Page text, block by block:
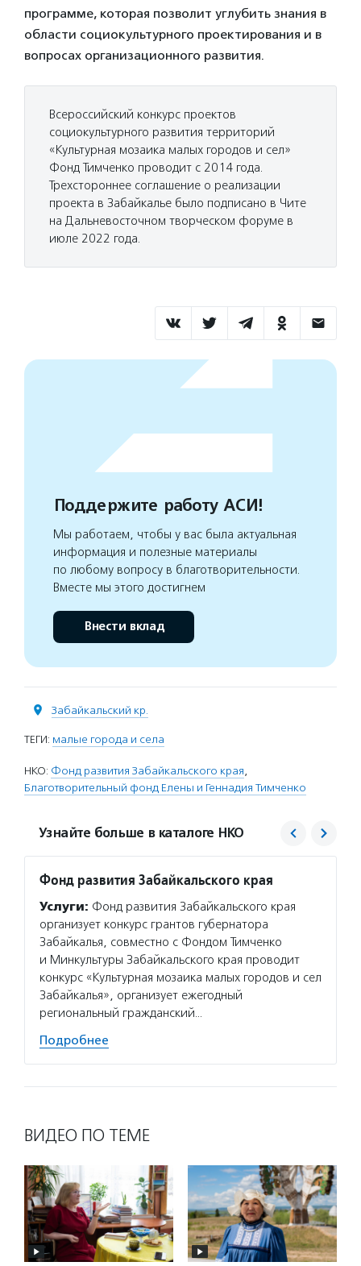
программе, которая позволит углубить знания в
области социокультурного проектирования и в
вопросах организационного развития.
Всероссийский конкурс проектов
социокультурного развития территорий
«Культурная мозаика малых городов и сел»
Фонд Тимченко проводит с 2014 года.
Трехстороннее соглашение о реализации
проекта в Забайкалье было подписано в Чите
на Дальневосточном творческом форуме в
июле 2022 года.
Поддержите работу АСИ!
Мы работаем, чтобы у вас была актуальная
информация и полезные материалы
по любому вопросу в благотворительности.
Вместе мы этого достигнем
Внести вклад
Забайкальский кр.
ТЕГИ: малые города и села
НКО: Фонд развития Забайкальского края,
Благотворительный фонд Елены и Геннадия Тимченко
Узнайте больше в каталоге НКО
Фонд развития Забайкальского края
Услуги: Фонд развития Забайкальского края
организует конкурс грантов губернатора
Забайкалья, совместно с Фондом Тимченко
и Минкультуры Забайкальского края проводит
конкурс «Культурная мозаика малых городов и сел
Забайкалья», организует ежегодный
региональный гражданский…
Подробнее
ВИДЕО ПО ТЕМЕ